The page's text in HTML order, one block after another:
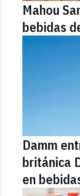
Mahou
bebidas
Damm
británica
en